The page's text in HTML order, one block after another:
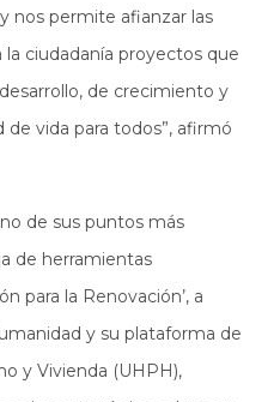
nos permite afianzar las
ciudadanía proyectos que
de crecimiento y
vida para todos”, afirmó
de sus puntos más
de herramientas
para la Renovación’, a
y su plataforma de
y Vivienda (UHPH),